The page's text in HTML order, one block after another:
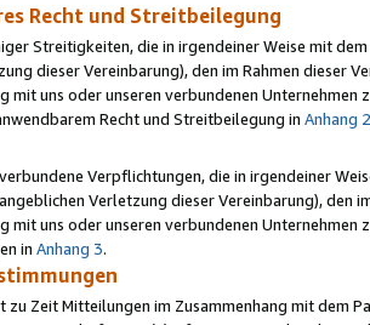
Recht und Streitbeilegung
Streitigkeiten, die in irgendeiner Weise mit
dieser Vereinbarung), den im Rahmen dieser
mit uns oder unseren verbundenen
Recht und Streitbeilegung in Anhang 2
Verpflichtungen, die in irgendeiner
Verletzung dieser Vereinbarung), den
mit uns oder unseren verbundenen
in Anhang 3.
zu Zeit Mitteilungen im Zusammenhang mit dem